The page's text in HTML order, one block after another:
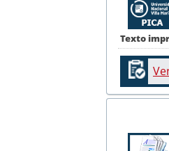
Texto